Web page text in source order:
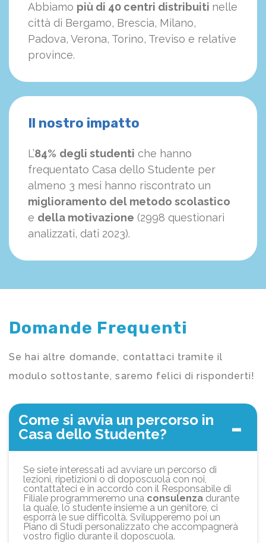
Abbiamo più di 40 centri distribuiti nelle
città di Bergamo, Brescia, Milano,
Padova, Verona, Torino, Treviso e relative
province.
Il nostro impatto
L’84% degli studenti che hanno
frequentato Casa dello Studente per
almeno 3 mesi hanno riscontrato un
miglioramento del metodo scolastico
e della motivazione (2998 questionari
analizzati, dati 2023).
Domande Frequenti
Se hai altre domande, contattaci tramite il
modulo sottostante, saremo felici di risponderti!
Come si avvia un percorso in
Casa dello Studente?
Se siete interessati ad avviare un percorso di
lezioni, ripetizioni o di doposcuola con noi,
contattateci e in accordo con il Responsabile di
Filiale programmeremo una consulenza durante
la quale, lo studente insieme a un genitore, ci
esporrà le sue difficoltà. Svilupperemo poi un
Piano di Studi personalizzato che accompagnerà
vostro figlio durante il doposcuola.